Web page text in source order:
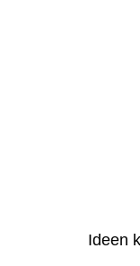
Ideen